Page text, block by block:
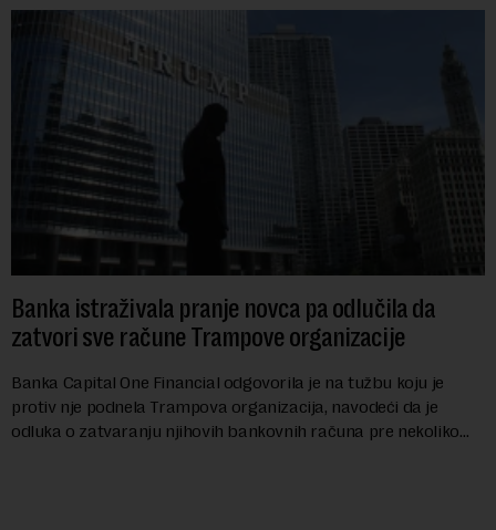
Banka istraživala pranje novca pa odlučila da
zatvori sve račune Trampove organizacije
Banka Capital One Financial odgovorila je na tužbu koju je
protiv nje podnela Trampova organizacija, navodeći da je
odluka o zatvaranju njihovih bankovnih računa pre nekoliko